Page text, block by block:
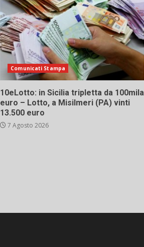
Comunicati Stampa
10eLotto: in Sicilia tripletta da 100mila
euro – Lotto, a Misilmeri (PA) vinti
13.500 euro
7 Agosto 2026